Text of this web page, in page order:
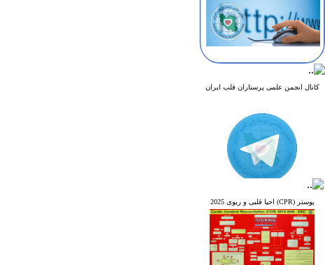
کانال انجمن علمی پرستاران قلب ایران
اطلاعات و اخبار
انجمن علمی پرستاران
قلب ایرانبه کانال
ارتباطی ما بپیوندید.
پوستر (CPR) احیا قلبی و ریوی 2025